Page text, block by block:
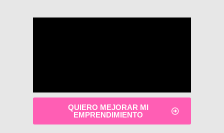
QUIERO MEJORAR MI
EMPRENDIMIENTO